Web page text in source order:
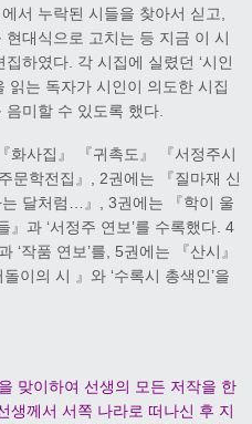
서 누락된 시들을 찾아서 싣고,
대식으로 고치는 등 지금 이 시
하였다. 각 시집에 실렸던 ‘시인
읽는 독자가 시인이 의도한 시집
음미할 수 있도록 했다.
화사집』 『귀촉도』 『서정주시
문학전집』, 2권에는 『질마재 신
달처럼…』, 3권에는 『학이 울
과 ‘서정주 연보’를 수록했다. 4
‘작품 연보’를, 5권에는 『산시』
이의 시 』와 ‘수록시 총색인’을
맞이하여 선생의 모든 저작을 한
생께서 서쪽 나라로 떠나신 후 지